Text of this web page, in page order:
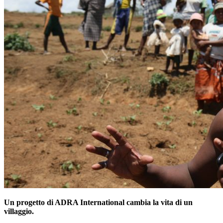
Un progetto di ADRA International cambia la vita di un
villaggio.